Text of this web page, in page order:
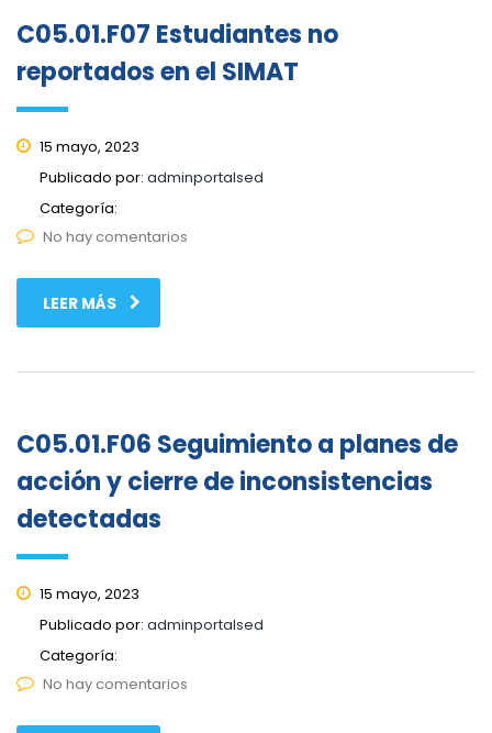
C05.01.F07 Estudiantes no
reportados en el SIMAT
15 mayo, 2023
Publicado por: adminportalsed
Categoría:
No hay comentarios
LEER MÁS
C05.01.F06 Seguimiento a planes de
acción y cierre de inconsistencias
detectadas
15 mayo, 2023
Publicado por: adminportalsed
Categoría:
No hay comentarios